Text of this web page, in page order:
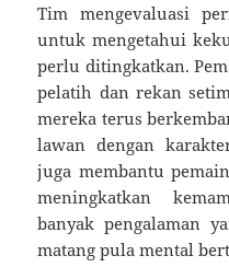
Tim mengevaluasi
untuk mengetahui
perlu ditingkatkan.
pelatih dan rekan
mereka terus
lawan dengan
juga membantu
meningkatkan
banyak pengalaman
matang pula mental